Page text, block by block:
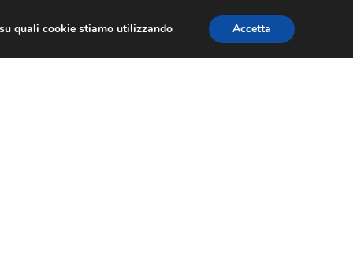
quali cookie stiamo utilizzando
Accetta